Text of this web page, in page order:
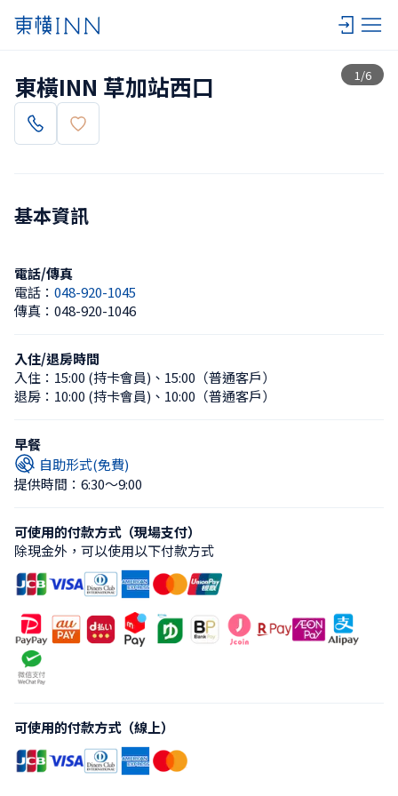
1 /6
查看一覽
東橫INN 草加站西口
基本資訊
電話/傳真
電話： 048-920-1045
傳真： 048-920-1046
入住/退房時間
入住： 15:00 (持卡會員) 、 15:00（普通客戶）
退房： 10:00 (持卡會員) 、 10:00（普通客戶）
早餐
自助形式(免費)
提供時間：6:30〜9:00
可使用的付款方式（現場支付）
除現金外，可以使用以下付款方式
可使用的付款方式（線上）